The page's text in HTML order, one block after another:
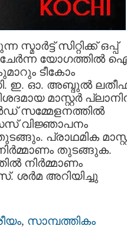
സ്മാര്‍ട്ട്‌ സിറ്റിക്ക് ഒപ്പ്
ചേര്‍ന്ന യോഗത്തില്‍
ടീകോം
ഇ. ഓ. അബ്ദുല്‍
മാസ്റ്റര്‍
സമ്മേളനത്തില്‍
വിജ്ഞാപനം
പ്രാഥമിക
തുടങ്ങുക.
നിര്‍മ്മാണം
ശര്‍മ അറിയിച്ചു
, സാമ്പത്തികം